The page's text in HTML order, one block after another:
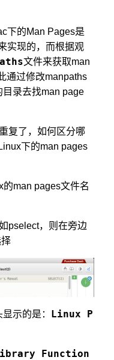
下的Man Pages是
实现的，而根据观
文件来获取man
通过修改manpaths
录去找man page
复了，如何区分哪
下的man pages
man pages文件名
pselect，则在旁边
示的是： Linux P
Function